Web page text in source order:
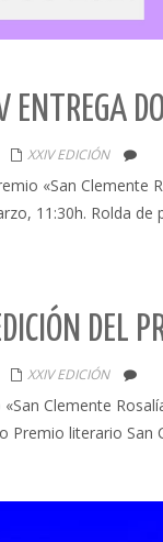
ENTREGA
XXIV EDICIÓN
«San
11:30h. Rolda
DEL
XXIV EDICIÓN
Clemente
Premio literario